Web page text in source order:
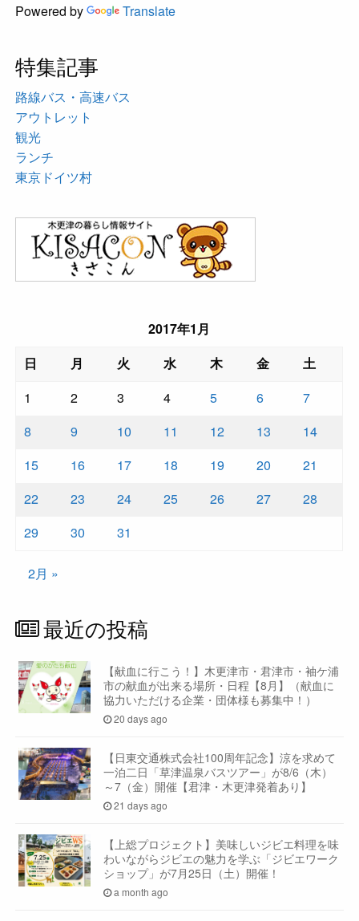
Powered by Translate
特集記事
路線バス・高速バス
アウトレット
観光
ランチ
東京ドイツ村
2017年1月
日
月 火 水 木 金
土
1
2 3 4 5 6
7
8
9 10 11 12 13
14
15
16 17 18 19 20
21
22
23 24 25 26 27
28
29
30 31
2月 »
最近の投稿
【献血に行こう！】木更津市・君津市・袖ケ浦
市の献血が出来る場所・日程【8月】（献血に
協力いただける企業・団体様も募集中！）
20 days ago
【日東交通株式会社100周年記念】涼を求めて
一泊二日「草津温泉バスツアー」が8/6（木）
～7（金）開催【君津・木更津発着あり】
21 days ago
【上総プロジェクト】美味しいジビエ料理を味
わいながらジビエの魅力を学ぶ「ジビエワーク
ショップ」が7月25日（土）開催！
a month ago